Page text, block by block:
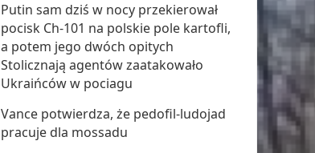
Putin sam dziś w nocy przekierował
pocisk Ch-101 na polskie pole kartofli,
a potem jego dwóch opitych
Stolicznają agentów zaatakowało
Ukraińców w pociagu
Vance potwierdza, że pedofil-ludojad
pracuje dla mossadu